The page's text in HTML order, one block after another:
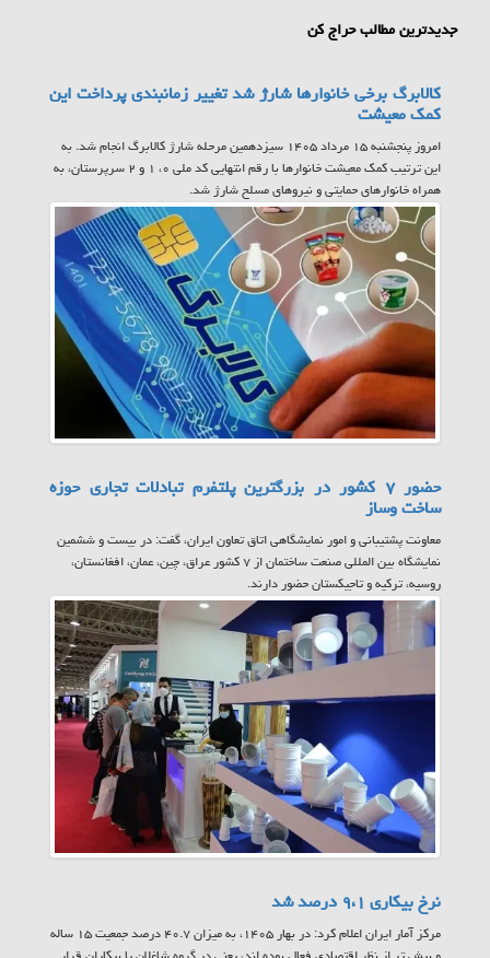
جدیدترین مطالب حراج کن
کالابرگ برخی خانوارها شارژ شد تغییر زمانبندی پرداخت این
کمک معیشت
امروز پنجشنبه ۱۵ مرداد ۱۴۰۵ سیزدهمین مرحله شارژ کالابرگ انجام شد. به
این ترتیب کمک معیشت خانوارها با رقم انتهایی کد ملی ۰، ۱ و ۲ سرپرستان، به
همراه خانوارهای حمایتی و نیروهای مسلح شارژ شد.
حضور ۷ کشور در بزرگترین پلتفرم تبادلات تجاری حوزه
ساخت وساز
معاونت پشتیبانی و امور نمایشگاهی اتاق تعاون ایران، گفت: در بیست و ششمین
نمایشگاه بین المللی صنعت ساختمان از ۷ کشور عراق، چین، عمان، افغانستان،
روسیه، ترکیه و تاجیکستان حضور دارند.
نرخ بیکاری ۹،۱ درصد شد
مرکز آمار ایران اعلام کرد: در بهار ۱۴۰۵، به میزان ۴۰.۷ درصد جمعیت ۱۵ ساله